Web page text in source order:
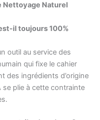
Nettoyage Naturel
il toujours 100%
outil au service des
qui fixe le cahier
des ingrédients d’origine
se plie à cette contrainte